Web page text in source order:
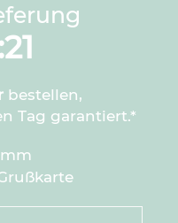
bestellen,
Tag garantiert.*